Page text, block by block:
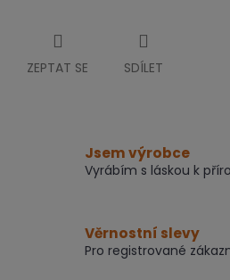
ZEPTAT SE SDÍLET
Jsem výrobce
Vyrábím s láskou k
Věrnostní slevy
Pro registrované